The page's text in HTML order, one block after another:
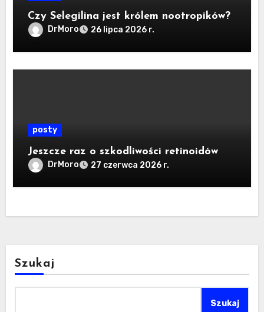
Czy Selegilina jest królem nootropików?
DrMoro 26 lipca 2026 r.
posty
Jeszcze raz o szkodliwości retinoidów
DrMoro 27 czerwca 2026 r.
Szukaj
Szukaj